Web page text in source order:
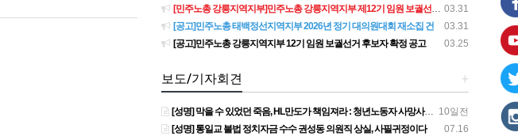
03.31
[민주노총 강릉지역지부]민주노총 강릉지역지부 제12기 임원 보궐선거결과 공고
03.31
[공고]민주노총 태백정선지역지부 2026년 정기 대의원대회 재소집 건
03.25
[공고]민주노총 강릉지역지부 12기 임원 보궐선거 후보자 확정 공고
+
보도/기자회견
10일전
[성명] 막을 수 있었던 죽음, HL만도가 책임져라 : 청년노동자 사망사고의 철저한 진상규명과 재발방지 대책 마련하라
07.16
[성명] 통일교 불법 정치자금 수수 권성동 의원직 상실, 사필귀정이다